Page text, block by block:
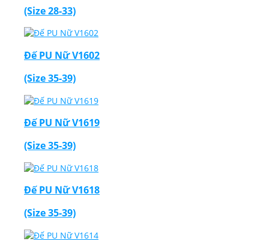
(Size 28-33)
Đế PU Nữ V1602
(Size 35-39)
Đế PU Nữ V1619
(Size 35-39)
Đế PU Nữ V1618
(Size 35-39)